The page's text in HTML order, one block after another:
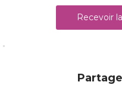
Recevoir